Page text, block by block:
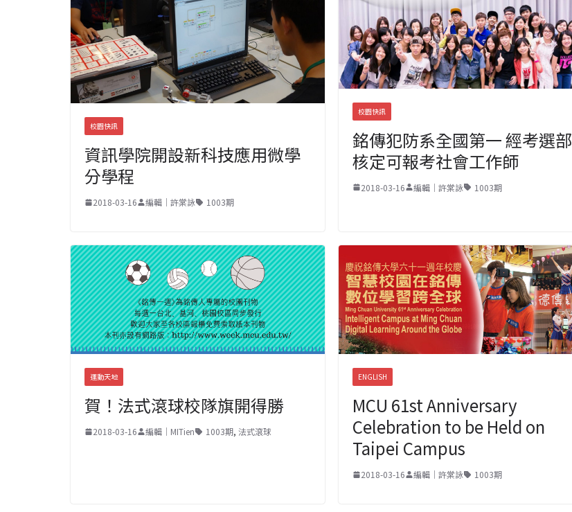
校園快訊
資訊學院開設新科技應用微學
分學程
2018-03-16 編輯｜許棠詠 1003期
校園快訊
銘傳犯防系全國第一 經考選部
核定可報考社會工作師
2018-03-16 編輯｜許棠詠 1003期
運動天地
賀！法式滾球校隊旗開得勝
2018-03-16 編輯｜MITien 1003期, 法式滾球
ENGLISH
MCU 61st Anniversary
Celebration to be Held on
Taipei Campus
2018-03-16 編輯｜許棠詠 1003期